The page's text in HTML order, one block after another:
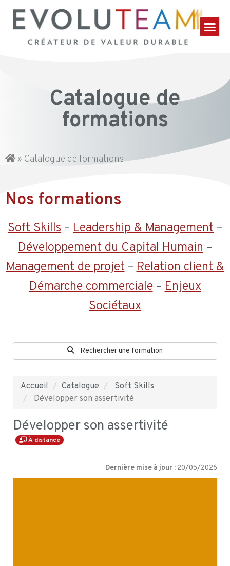
Catalogue de
formations
» Catalogue de formations
Nos formations
Soft Skills – Leadership & Management –
Développement du Capital Humain –
Management de projet–Relation client &
Démarche commerciale–Enjeux
Sociétaux
Rechercher une formation
Accueil Catalogue
Soft Skills
Développer son assertivité
Développer son assertivité
À distance
Dernière mise à jour : 20/05/2026